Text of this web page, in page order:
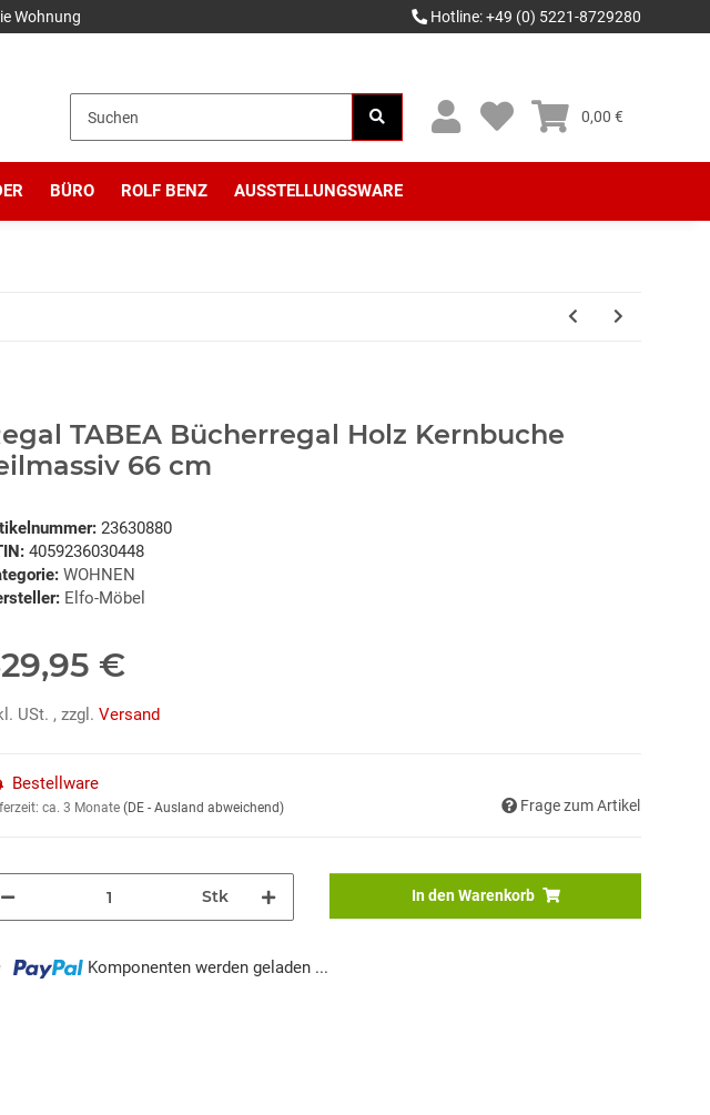
Wohnung Hotline: +49 (0) 5221-8729280
0,00 €
BÜRO ROLF BENZ AUSSTELLUNGSWARE
TABEA Bücherregal Holz Kernbuche
66 cm
23630880
4059236030448
WOHNEN
Elfo-Möbel
€
USt. , zzgl. Versand
Bestellware
ca. 3 Monate (DE - Ausland abweichend) Frage zum Artikel
Stk In den Warenkorb
Komponenten werden geladen ...